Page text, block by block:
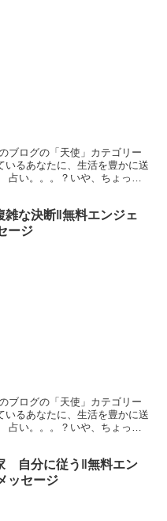
ブログの「天使」カテゴリー
いるあなたに、生活を豊かに送
占い。。。？いや、ちょっと
雑な決断‖無料エンジェ
ージ
ブログの「天使」カテゴリー
いるあなたに、生活を豊かに送
占い。。。？いや、ちょっと
自分に従う‖無料エン
ッセージ